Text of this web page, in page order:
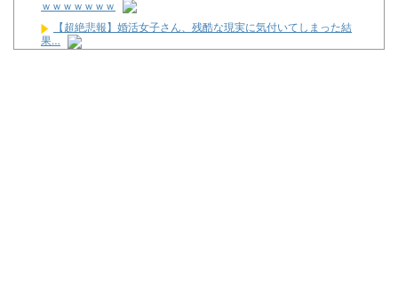
ｗｗｗｗｗｗｗ
【超絶悲報】婚活女子さん、残酷な現実に気付いてしまった結
果…